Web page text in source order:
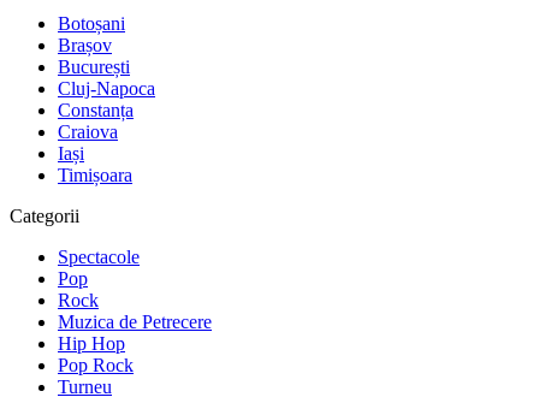
Botoșani
Brașov
București
Cluj-Napoca
Constanța
Craiova
Iași
Timișoara
Categorii
Spectacole
Pop
Rock
Muzica de Petrecere
Hip Hop
Pop Rock
Turneu